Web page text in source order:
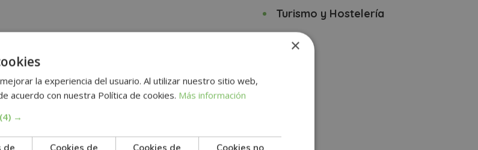
manera, pueden efectuar un correcto uso de los
Turismo y Hostelería
×
la experiencia del usuario. Al utilizar nuestro sitio web,
acuerdo con nuestra Política de cookies. Más información
(4) →
de
Cookies de
Cookies de
Cookies no